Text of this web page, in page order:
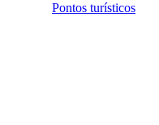
Pontos turísticos